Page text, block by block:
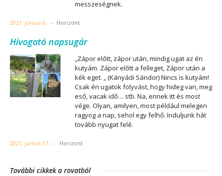
messzeségnek.
2021. június 6. - Horizont
Hívogató napsugár
„Zápor előtt, zápor után, mindig ugat az én
kutyám. Zápor előtt a felleget, Zápor után a
kék eget. „ (Kányádi Sándor) Nincs is kutyám!
Csak én ugatok folyvást, hogy hideg van, meg
eső, vacak idő… stb. Na, ennek itt és most
vége. Olyan, amilyen, most például melegen
ragyog a nap, sehol egy felhő. Induljunk hát
tovább nyugat felé.
2021. június 17. - Horizont
További cikkek a rovatból